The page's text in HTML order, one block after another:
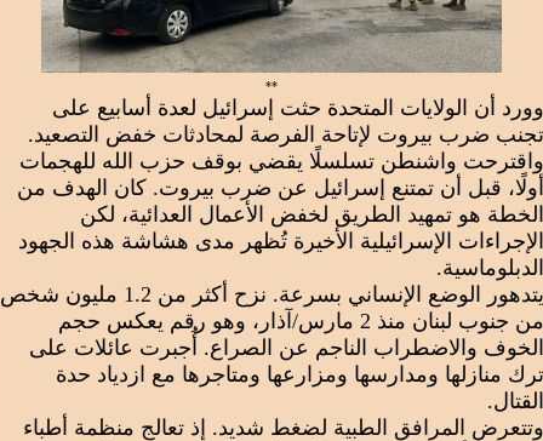
**
وورد أن الولايات المتحدة حثت إسرائيل لعدة أسابيع على
تجنب ضرب بيروت لإتاحة الفرصة لمحادثات خفض التصعيد.
واقترحت واشنطن تسلسلًا يقضي بوقف حزب الله للهجمات
أولًا، قبل أن تمتنع إسرائيل عن ضرب بيروت. كان الهدف من
الخطة هو تمهيد الطريق لخفض الأعمال العدائية، لكن
الإجراءات الإسرائيلية الأخيرة تُظهر مدى هشاشة هذه الجهود
الدبلوماسية.
يتدهور الوضع الإنساني بسرعة. نزح أكثر من 1.2 مليون شخص
من جنوب لبنان منذ 2 مارس/آذار، وهو رقم يعكس حجم
الخوف والاضطراب الناجم عن الصراع. أُجبرت عائلات على
ترك منازلها ومدارسها ومزارعها ومتاجرها مع ازدياد حدة
القتال.
وتتعرض المرافق الطبية لضغط شديد. إذ تعالج منظمة أطباء